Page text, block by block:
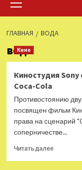
меню
ГЛАВНАЯ ВОДА
вода
Кино
Киностудия
Coca-Cola
Противостоянию
посвящен фильм
права на сценарий
соперничестве...
Читать далееПрочитать